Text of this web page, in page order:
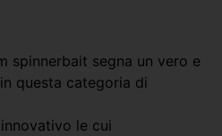
spinnerbait segna un vero e
questa categoria di
le cui